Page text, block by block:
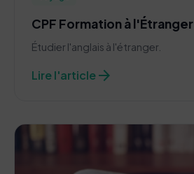
CPF Formation à l'Étranger
Étudier l'anglais à l'étranger.
Lire l'articlearrow_forward